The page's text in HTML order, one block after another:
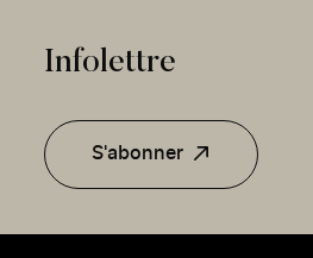
Infolettre
S'abonner